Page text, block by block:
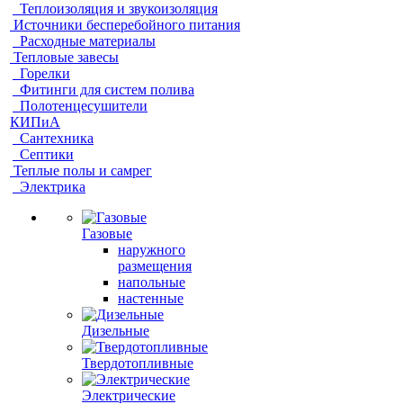
Теплоизоляция и звукоизоляция
Источники бесперебойного питания
Расходные материалы
Тепловые завесы
Горелки
Фитинги для систем полива
Полотенцесушители
КИПиА
Сантехника
Септики
Теплые полы и самрег
Электрика
Газовые
наружного
размещения
напольные
настенные
Дизельные
Твердотопливные
Электрические